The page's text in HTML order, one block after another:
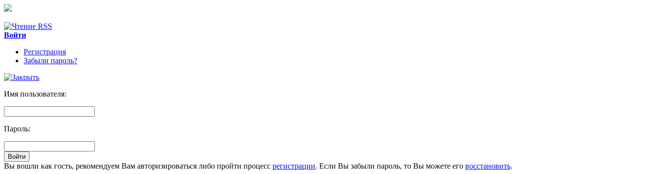
Войти
Регистрация
Забыли пароль?
Имя пользователя:
Пароль:
Вы вошли как гость, рекомендуем Вам авторизироваться либо пройти процесс регистрации. Если Вы забыли пароль, то Вы можете его восстановить.